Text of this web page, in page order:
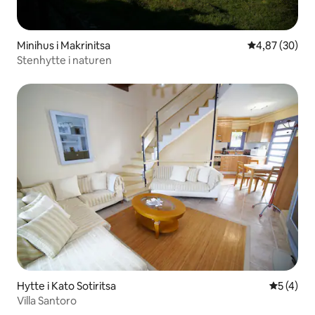
Minihus i Makrinitsa 4,87 ud af 5 i
4,87 (30)
Stenhytte i naturen
Hytte i Kato Sotiritsa 5 ud af 5
5 (4)
Villa Santoro